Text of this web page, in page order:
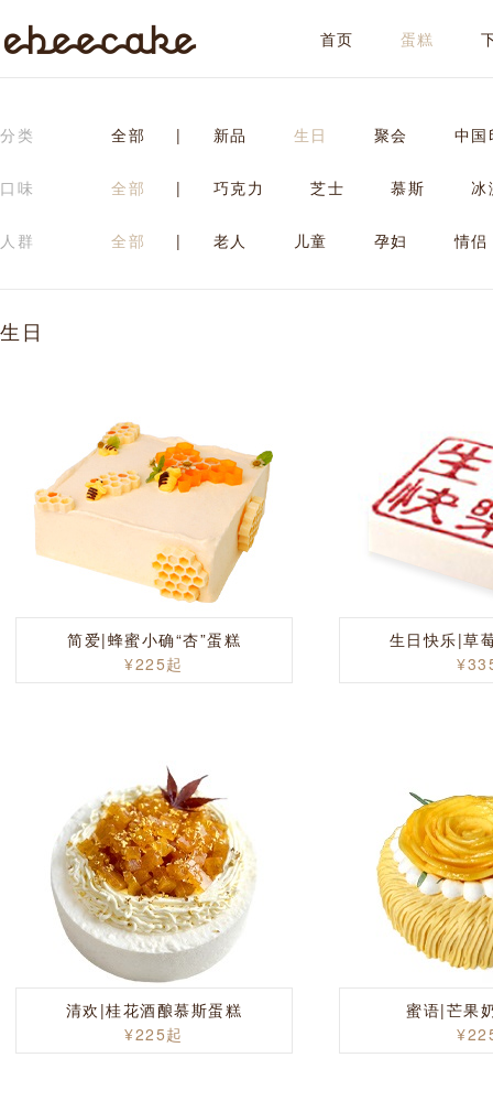
首页 蛋糕
分类 全部 | 新品 生日 聚会 中国
口味 全部 | 巧克力 芝士 慕斯 冰
人群 全部 | 老人 儿童 孕妇 情侣
生日
简爱|蜂蜜小确“杏”蛋糕
¥225起
生日快乐|草
清欢|桂花酒酿慕斯蛋糕
¥225起
蜜语|芒果